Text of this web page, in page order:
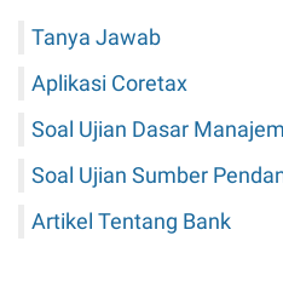
Tanya Jawab
Aplikasi Coretax
Soal Ujian Dasar
Soal Ujian Sumber
Artikel Tentang Bank